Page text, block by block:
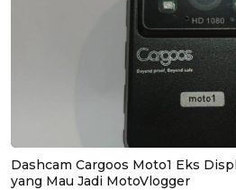
Dashcam Cargoos Moto1 Eks
yang Mau Jadi MotoVlogger